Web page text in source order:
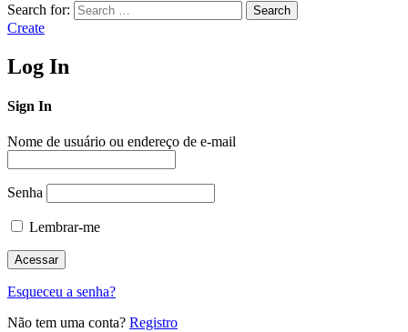
Search for: Search
Create
Log In
Sign In
Nome de usuário ou endereço de e-mail
Senha
Lembrar-me
Esqueceu a senha?
Não tem uma conta? Registro